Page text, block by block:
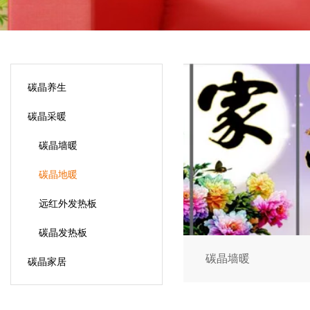
碳晶养生
碳晶采暖
碳晶墙暖
碳晶地暖
远红外发热板
碳晶发热板
碳晶家居 碳晶墙暖